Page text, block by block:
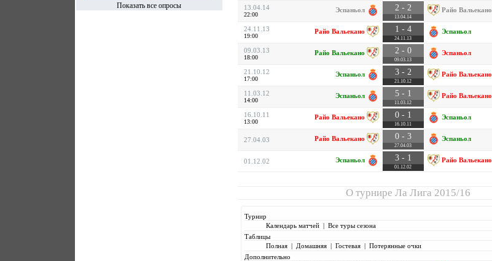
Показать все опросы 13.04.14
22:00
Эспаньол 2 - 2
13.04.14
Райо Вальекано
24.11.13
19:00
Райо Вальекано 1 - 4
24.11.13
Эспаньол
09.03.13
18:00
Райо Вальекано 2 - 0
09.03.13
Эспаньол
21.10.12
17:00
Эспаньол 3 - 2
21.10.12
Райо Вальекано
11.03.12
14:00
Эспаньол 5 - 1
11.03.12
Райо Вальекано
16.10.11
13:00
Райо Вальекано 0 - 1
16.10.11
Эспаньол
27.04.03 Райо Вальекано 0 - 3
27.04.03
Эспаньол
01.12.02 Эспаньол 3 - 1
01.12.02
Райо Вальекано
О турниреЛа Лига 2015/16
Турнир
Календарь матчей| Все туры сезона
Таблицы
Полная| Домашняя| Гостевая| Потерянные очки
Дополнительно